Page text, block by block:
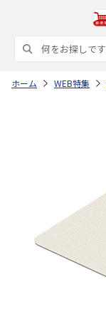
ホーム WEB特集